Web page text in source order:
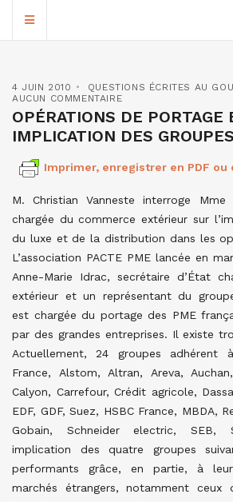
4 JUIN 2010
QUESTIONS ÉCRITES AU
AUCUN COMMENTAIRE
OPÉRATIONS DE PORTAGE
IMPLICATION DES
Imprimer, enregistrer en PDF
M. Christian Vanneste interroge
chargée du commerce extérieur sur
du luxe et de la distribution dans les
L’association PACTE PME lancée en
Anne-Marie Idrac, secrétaire d’État
extérieur et un représentant du
est chargée du portage des PME
par des grandes entreprises. Il existe
Actuellement, 24 groupes adhérent
France, Alstom, Altran, Areva,
Calyon, Carrefour, Crédit agricole,
EDF, GDF, Suez, HSBC France, MBDA,
Gobain, Schneider electric, SEB,
implication des quatre groupes
performants grâce, en partie, à
marchés étrangers, notamment ceux